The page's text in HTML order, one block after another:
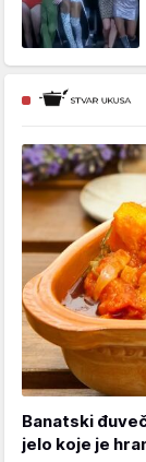
Banatski
jelo koje je